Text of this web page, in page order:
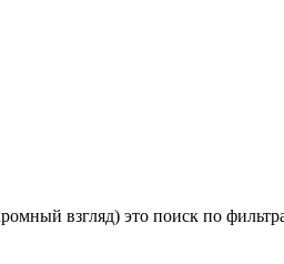
взгляд) это поиск по